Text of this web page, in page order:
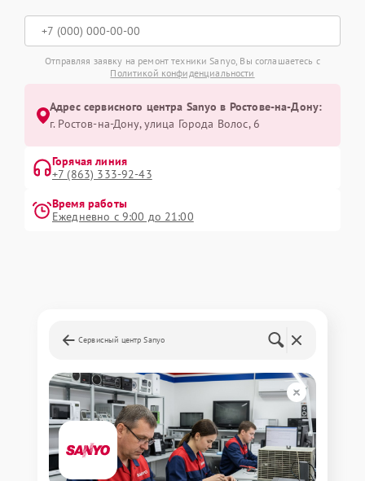
Отправляя заявку на ремонт техники Sanyo, Вы соглашаетесь с
Политикой конфиденциальности
Адрес сервисного центра Sanyo в Ростове-на-Дону:
г. Ростов-на-Дону, улица Города Волос, 6
Горячая линия
+7 (863) 333-92-43
Время работы
Ежедневно с 9:00 до 21:00
Сервисный центр Sanyo